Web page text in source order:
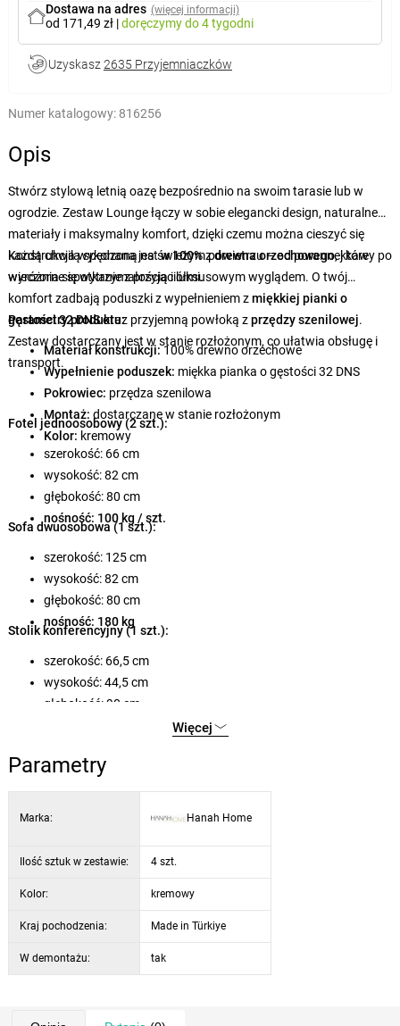
Dostawa na adres (więcej informacji)
od 171,49 zł |doręczymydo 4 tygodni
Uzyskasz 2635 Przyjemniaczków
Numer katalogowy: 816256
Opis
Stwórz stylową letnią oazę bezpośrednio na swoim tarasie lub w
ogrodzie. Zestaw Lounge łączy w sobie elegancki design, naturalne
materiały i maksymalny komfort, dzięki czemu można cieszyć się
każdą chwilą spędzoną na świeżym powietrzu – od porannej kawy po
wieczorne spotkanie z przyjaciółmi.
Konstrukcja wykonana jestw 100%zdrewna orzechowego, które
wyróżnia się wytrzymałością i luksusowym wyglądem. O twój
komfort zadbają poduszki z wypełnieniem zmiękkiej pianki o
gęstości 32 DNSoraz przyjemną powłoką zprzędzy szenilowej.
Zestaw dostarczany jest w stanie rozłożonym, co ułatwia obsługę i
transport.
Parametry produktu:
Materiał konstrukcji:100% drewno orzechowe
Wypełnienie poduszek: miękka pianka o gęstości 32 DNS
Pokrowiec: przędza szenilowa
Montaż: dostarczane w stanie rozłożonym
Kolor: kremowy
Fotel jednoosobowy (2 szt.):
szerokość: 66 cm
wysokość: 82 cm
głębokość: 80 cm
nośność: 100 kg / szt.
Sofa dwuosobowa (1 szt.):
szerokość: 125 cm
wysokość: 82 cm
głębokość: 80 cm
nośność: 180 kg
Stolik konferencyjny (1 szt.):
szerokość: 66,5 cm
wysokość: 44,5 cm
głębokość: 90 cm
Więcej
Parametry
Marka: Hanah Home
Ilość sztuk w zestawie: 4 szt.
Kolor: kremowy
Kraj pochodzenia: Made in Türkiye
W demontażu: tak